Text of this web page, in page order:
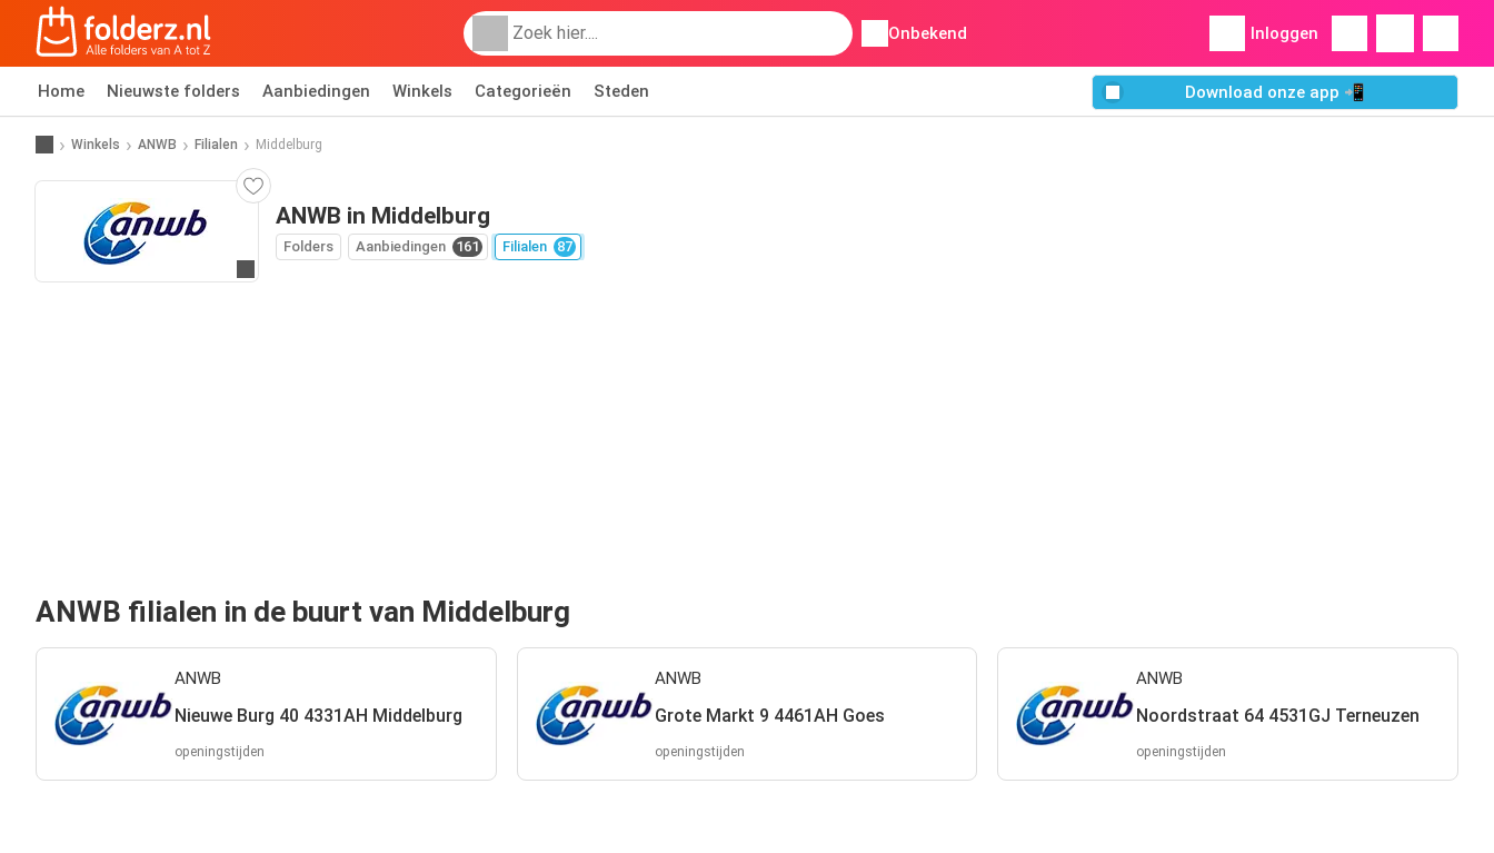
Onbekend Inloggen
Home Nieuwste folders Aanbiedingen Winkels Categorieën Steden Download onze app 📲
Winkels ANWB Filialen Middelburg
ANWB in Middelburg
Folders Aanbiedingen 161 Filialen 87
ANWB filialen in de buurt van Middelburg
ANWB
Nieuwe Burg 40 4331AH Middelburg
openingstijden
ANWB
Grote Markt 9 4461AH Goes
openingstijden
ANWB
Noordstraat 64 4531GJ Terneuzen
openingstijden